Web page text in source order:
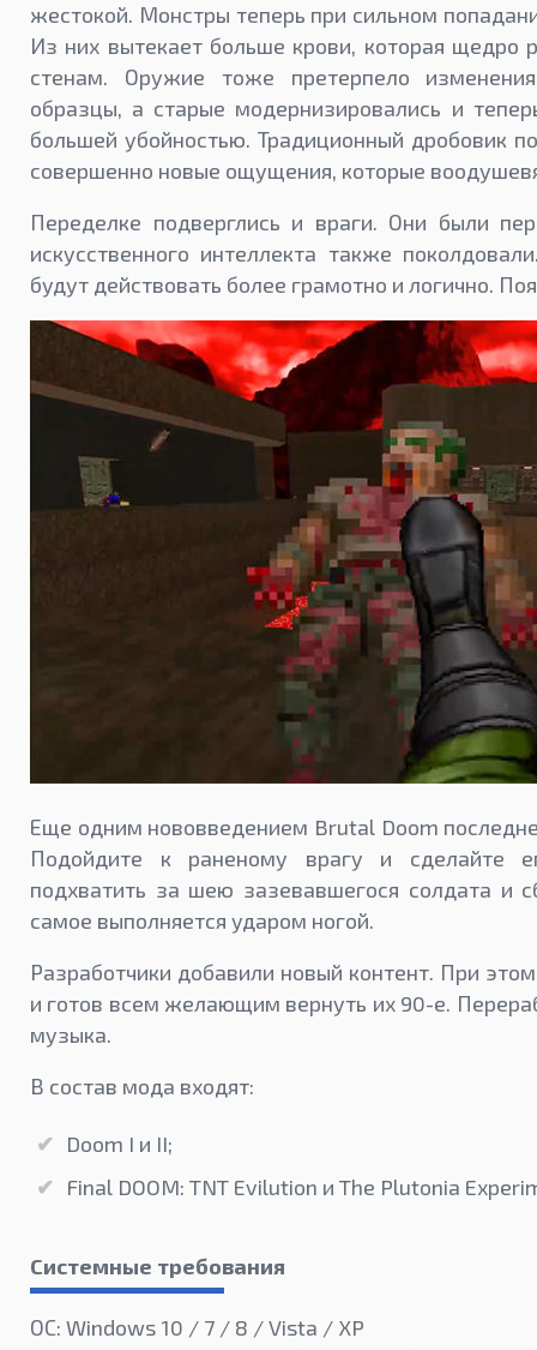
жестокой. Монстры теперь при сильном
Из них вытекает больше крови, которая щедро
стенам. Оружие тоже претерпело
образцы, а старые модернизировались и
большей убойностью. Традиционный дробовик
совершенно новые ощущения, которые
Переделке подверглись и враги. Они были
искусственного интеллекта также
будут действовать более грамотно и логично.
Еще одним нововведением Brutal Doom
Подойдите к раненому врагу и
подхватить за шею зазевавшегося солдата и
самое выполняется ударом ногой.
Разработчики добавили новый контент. При
и готов всем желающим вернуть их 90-е.
музыка.
В состав мода входят:
Doom I и II;
Final DOOM: TNT Evilution и The Plutonia
Системные требования
ОС: Windows 10 / 7 / 8 / Vista / XP